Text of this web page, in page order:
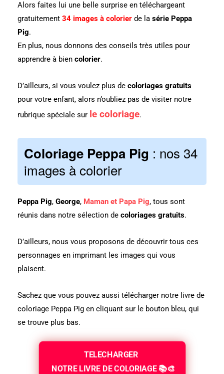
Alors faites lui une belle surprise en téléchargeant
gratuitement 34 images à colorier de la série Peppa
Pig.
En plus, nous donnons des conseils très utiles pour
apprendre à bien colorier.
D’ailleurs, si vous voulez plus de coloriages gratuits
pour votre enfant, alors n’oubliez pas de visiter notre
rubrique spéciale sur le coloriage.
Coloriage Peppa Pig : nos 34
images à colorier
Peppa Pig, George, Maman et Papa Pig, tous sont
réunis dans notre sélection de coloriages gratuits.
D’ailleurs, nous vous proposons de découvrir tous ces
personnages en imprimant les images qui vous
plaisent.
Sachez que vous pouvez aussi télécharger notre livre de
coloriage Peppa Pig en cliquant sur le bouton bleu, qui
se trouve plus bas.
TELECHARGER
NOTRE LIVRE DE COLORIAGE 📚🎨